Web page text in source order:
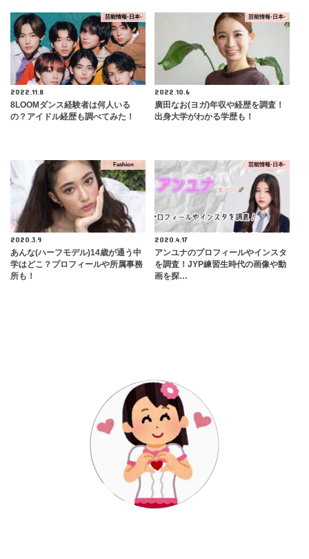
芸能情報-日本-
2022.11.8
8LOOMダンス経験者は何人いる
の？アイドル経歴も調べてみた！
芸能情報-日本-
2022.10.6
廣田なお(ヨガ)年収や経歴を調査！
出身大学がわかる学歴も！
Fashion
2020.3.9
あんな(ハーフモデル)14歳が通う中
学はどこ？プロフィールや所属事務
所も！
芸能情報-日本-
2020.4.17
アンユナのプロフィールやインスタ
を調査！JYP練習生時代の画像や動
画を探…